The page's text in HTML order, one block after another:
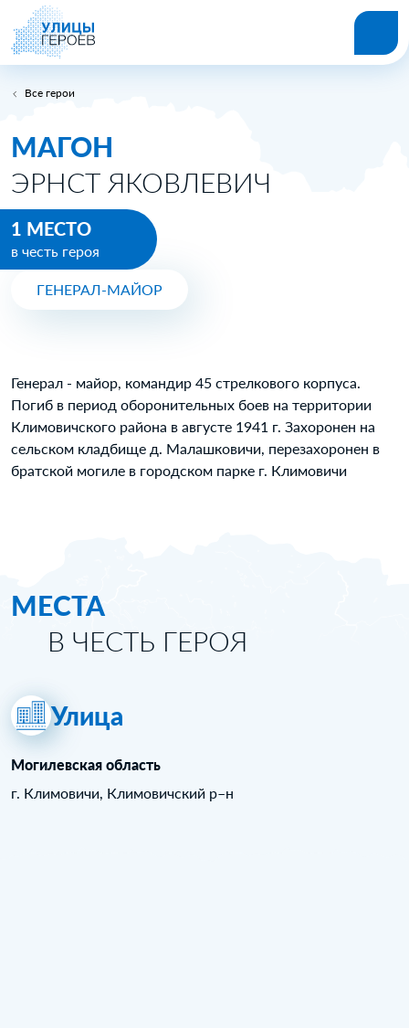
Все герои
МАГОН
ЭРНСТ ЯКОВЛЕВИЧ
1 МЕСТО
в честь героя
ГЕНЕРАЛ-МАЙОР
Генерал - майор, командир 45 стрелкового корпуса.
Погиб в период оборонительных боев на территории
Климовичского района в августе 1941 г. Захоронен на
сельском кладбище д. Малашковичи, перезахоронен в
братской могиле в городском парке г. Климовичи
МЕСТА
В ЧЕСТЬ ГЕРОЯ
Улица
Могилевская область
г. Климовичи, Климовичский р–н